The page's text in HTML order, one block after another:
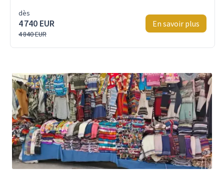
dès
4 740 EUR
4 840 EUR
En savoir plus